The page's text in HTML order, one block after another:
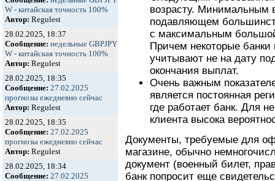
W - китайская точность 100%
Автор: Regulest
28.02.2025, 18:37
Сообщение: недельные GBPJPY
W - китайская точность 100%
Автор: Regulest
28.02.2025, 18:35
Сообщение: 27.02.2025
прогнозы ежедневно сейчас
Автор: Regulest
28.02.2025, 18:35
Сообщение: 27.02.2025
прогнозы ежедневно сейчас
Автор: Regulest
28.02.2025, 18:34
Сообщение: 27.02.2025
возрасту. Минимальным
подавляющем
с максимальным
Причем некоторые
учитывают не на дату
окончания выплат.
Очень важным
является постоянная
где работает банк. Для
клиента высока
Документы, требуемые для
магазине, обычно
документ (военный билет,
банк попросит еще